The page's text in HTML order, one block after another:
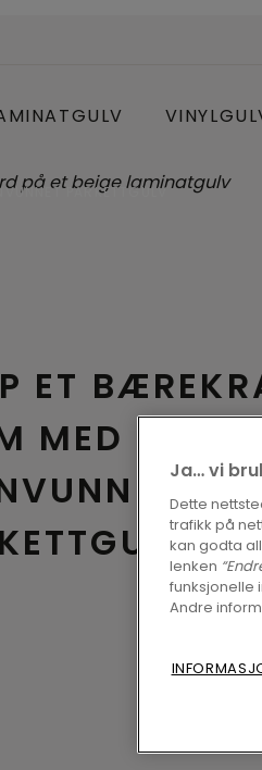
ET
MED
PARKETTGULV
Ja… vi
Dette
trafikk på
kan godta
lenken
funksjonelle
Andre